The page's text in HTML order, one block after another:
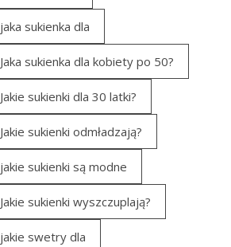
jaka sukienka dla
Jaka sukienka dla kobiety po 50?
Jakie sukienki dla 30 latki?
Jakie sukienki odmładzają?
jakie sukienki są modne
Jakie sukienki wyszczuplają?
jakie swetry dla